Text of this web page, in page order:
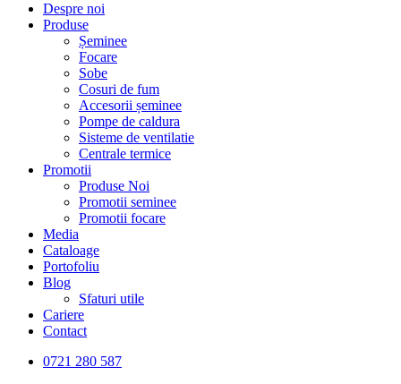
Despre noi
Produse
Șeminee
Focare
Sobe
Cosuri de fum
Accesorii șeminee
Pompe de caldura
Sisteme de ventilatie
Centrale termice
Promotii
Produse Noi
Promotii seminee
Promotii focare
Media
Cataloage
Portofoliu
Blog
Sfaturi utile
Cariere
Contact
0721 280 587